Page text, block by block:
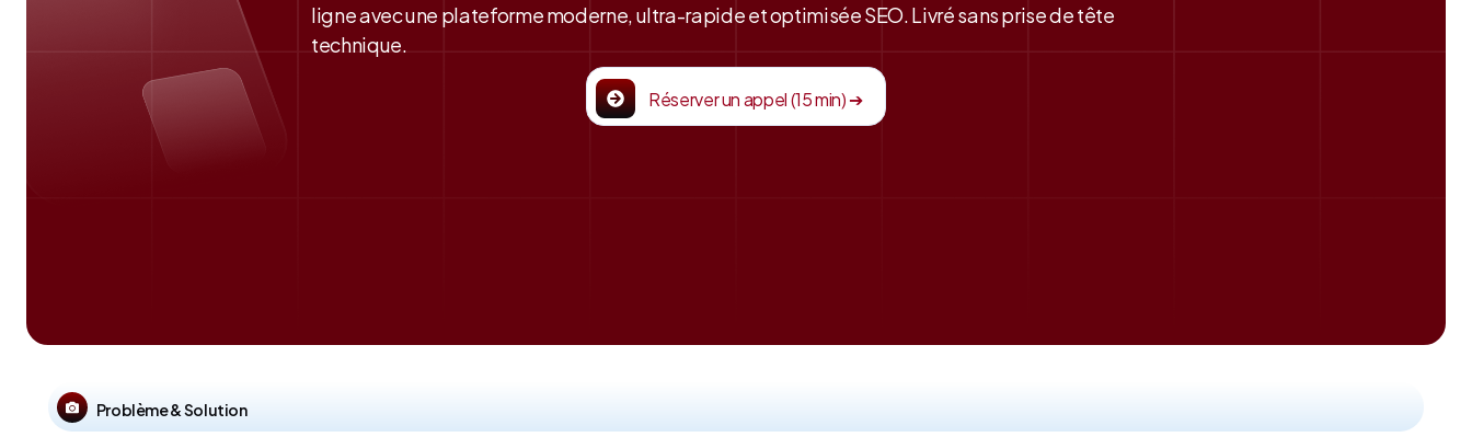
ligne avec une plateforme moderne, ultra-rapide et optimisée SEO. Livré sans prise de tête
technique.
Réserver un appel (15 min) ➔
Problème & Solution